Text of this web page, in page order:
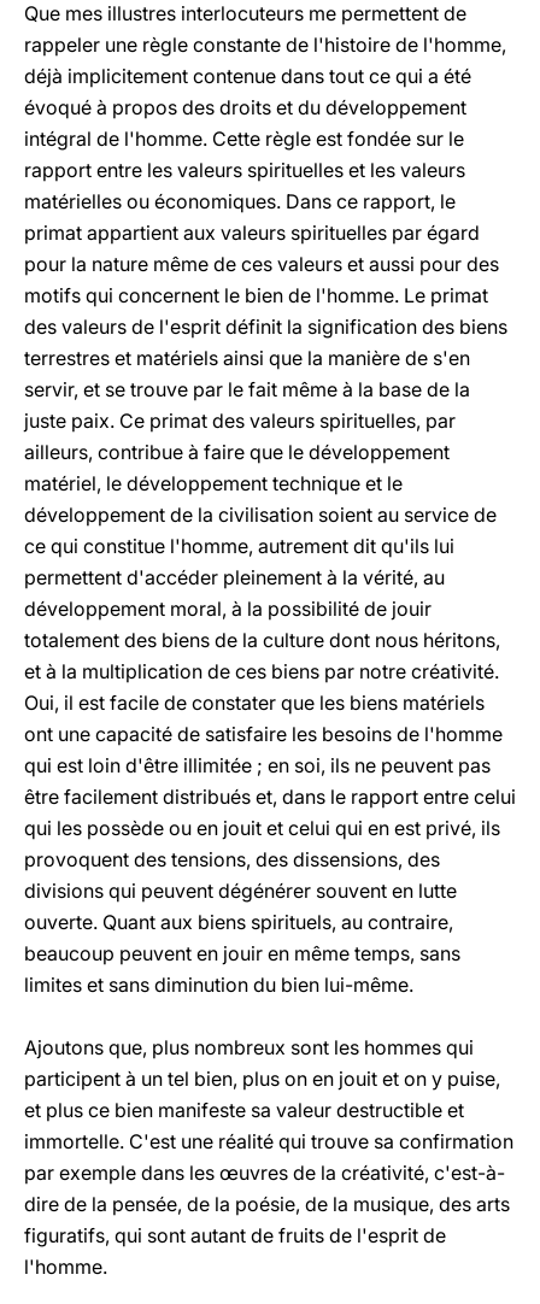
Que mes illustres interlocuteurs me permettent de
rappeler une règle constante de l'histoire de l'homme,
déjà implicitement contenue dans tout ce qui a été
évoqué à propos des droits et du développement
intégral de l'homme. Cette règle est fondée sur le
rapport entre les valeurs spirituelles et les valeurs
matérielles ou économiques. Dans ce rapport, le
primat appartient aux valeurs spirituelles par égard
pour la nature même de ces valeurs et aussi pour des
motifs qui concernent le bien de l'homme. Le primat
des valeurs de l'esprit définit la signification des biens
terrestres et matériels ainsi que la manière de s'en
servir, et se trouve par le fait même à la base de la
juste paix. Ce primat des valeurs spirituelles, par
ailleurs, contribue à faire que le développement
matériel, le développement technique et le
développement de la civilisation soient au service de
ce qui constitue l'homme, autrement dit qu'ils lui
permettent d'accéder pleinement à la vérité, au
développement moral, à la possibilité de jouir
totalement des biens de la culture dont nous héritons,
et à la multiplication de ces biens par notre créativité.
Oui, il est facile de constater que les biens matériels
ont une capacité de satisfaire les besoins de l'homme
qui est loin d'être illimitée ; en soi, ils ne peuvent pas
être facilement distribués et, dans le rapport entre celui
qui les possède ou en jouit et celui qui en est privé, ils
provoquent des tensions, des dissensions, des
divisions qui peuvent dégénérer souvent en lutte
ouverte. Quant aux biens spirituels, au contraire,
beaucoup peuvent en jouir en même temps, sans
limites et sans diminution du bien lui-même.
Ajoutons que, plus nombreux sont les hommes qui
participent à un tel bien, plus on en jouit et on y puise,
et plus ce bien manifeste sa valeur destructible et
immortelle. C'est une réalité qui trouve sa confirmation
par exemple dans les œuvres de la créativité, c'est-à-
dire de la pensée, de la poésie, de la musique, des arts
figuratifs, qui sont autant de fruits de l'esprit de
l'homme.